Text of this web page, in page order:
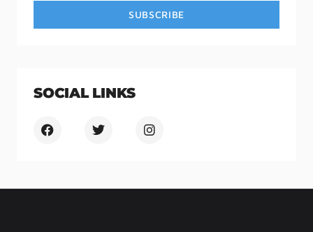
SOCIAL LINKS